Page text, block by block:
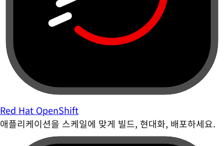
Red Hat OpenShift
애플리케이션을 스케일에 맞게 빌드, 현대화, 배포하세요.